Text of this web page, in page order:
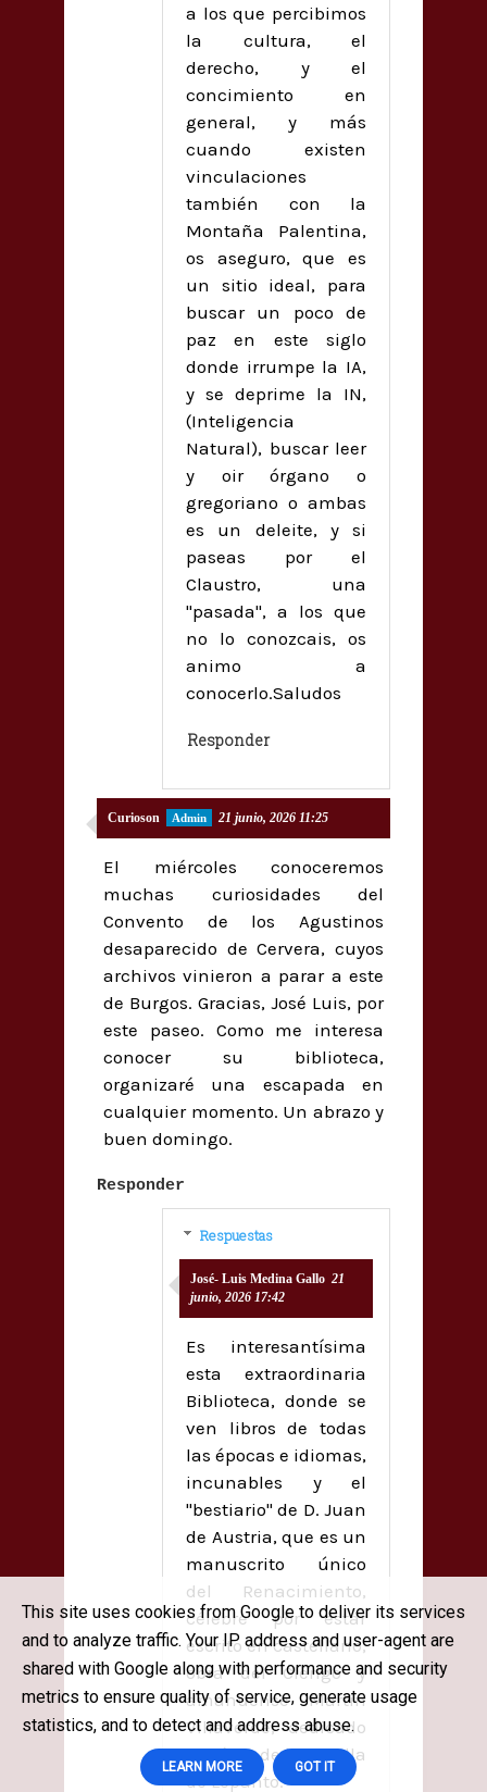
a los que percibimos
la cultura, el
derecho, y el
concimiento en
general, y más
cuando existen
vinculaciones
también con la
Montaña Palentina,
os aseguro, que es
un sitio ideal, para
buscar un poco de
paz en este siglo
donde irrumpe la IA,
y se deprime la IN,
(Inteligencia
Natural), buscar leer
y oir órgano o
gregoriano o ambas
es un deleite, y si
paseas por el
Claustro, una
"pasada", a los que
no lo conozcais, os
animo a
conocerlo.Saludos
Responder
Curioson 21 junio, 2026 11:25
El miércoles conoceremos
muchas curiosidades del
Convento de los Agustinos
desaparecido de Cervera, cuyos
archivos vinieron a parar a este
de Burgos. Gracias, José Luis, por
este paseo. Como me interesa
conocer su biblioteca,
organizaré una escapada en
cualquier momento. Un abrazo y
buen domingo.
Responder
Respuestas
José- Luis Medina Gallo 21
junio, 2026 17:42
Es interesantísima
esta extraordinaria
Biblioteca, donde se
ven libros de todas
las épocas e idiomas,
incunables y el
"bestiario" de D. Juan
de Austria, que es un
manuscrito único
del Renacimiento,
célebre por estar
escrito en castellano,
obra del Clérigo y
amanuense Martín
Villaverde, dedicado
al héroe de la Batalla
de Lepanto.
This site uses cookies from Google to deliver its services
and to analyze traffic. Your IP address and user-agent are
shared with Google along with performance and security
metrics to ensure quality of service, generate usage
statistics, and to detect and address abuse.
LEARN MORE GOT IT